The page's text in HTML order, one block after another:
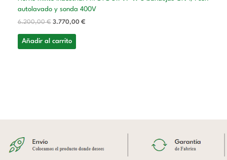
autolavado y sonda 400V
6.200,00€ 3.770,00 €
Añadir al carrito